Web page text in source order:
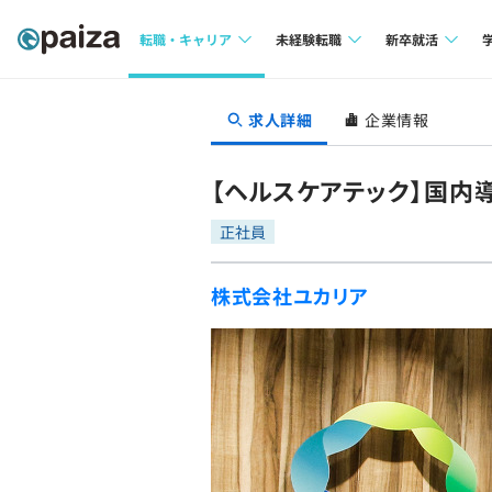
転職・キャリア
転職成功ガイド
転職エージェント
未経験転職
求人検索
転職成功ガイド
新卒就活
本選考
インターン
インタビュー
就活成功ガイド
求人詳細 企業情報
【ヘルスケアテック】国
正社員
株式会社ユカリア